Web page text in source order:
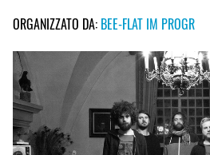
ORGANIZZATO DA: BEE-FLAT IM PROGR